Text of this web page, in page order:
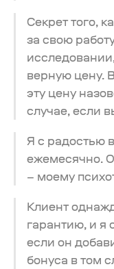
Секрет того,
за свою
верную цену.
эту цену
случае, если
Я с радостью
ежемесячно.
– моему
Клиент
гарантию, и я
если он
бонуса в том